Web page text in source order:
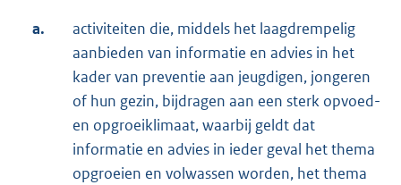
a.
activiteiten die, middels het laagdrempelig
aanbieden van informatie en advies in het
kader van preventie aan jeugdigen, jongeren
of hun gezin, bijdragen aan een sterk opvoed-
en opgroeiklimaat, waarbij geldt dat
informatie en advies in ieder geval het thema
opgroeien en volwassen worden, het thema